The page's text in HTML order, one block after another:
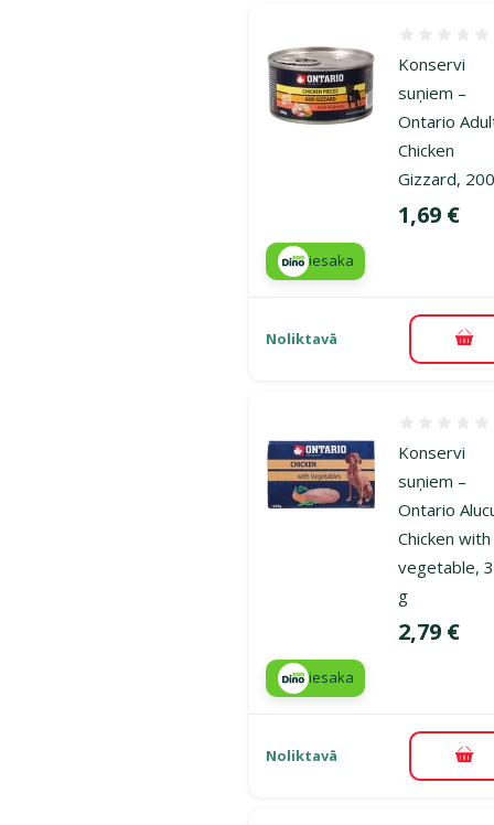
Konservi
suņiem –
Ontario
Chicken
Gizzard,
Cena
1,69 €
iesaka
Noliktavā
Konservi
suņiem –
Ontario
Chicken with
vegetable,
g
Cena
2,79 €
iesaka
Noliktavā